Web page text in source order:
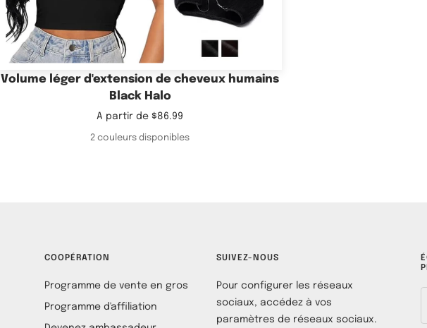
Volume léger d'extension de cheveux humains
Black Halo
Prix
A partir de$86.99
2 couleurs disponibles
COOPÉRATION
Programme de vente en gros
Programme d'affiliation
SUIVEZ-NOUS
Pour configurer les réseaux
sociaux, accédez à vos
paramètres de réseaux sociaux.